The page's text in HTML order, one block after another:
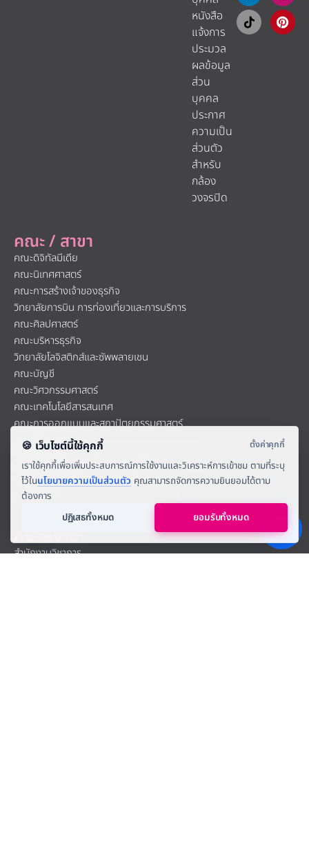
คณะ / สาขา
คณะดิจิทัลมีเดีย
คณะนิเทศศาสตร์
คณะการสร้างเจ้าของธุรกิจ
วิทยาลัยการบิน การท่องเที่ยวและการบริการ
คณะศิลปศาสตร์
คณะบริหารธุรกิจ
วิทยาลัยโลจิสติกส์และซัพพลายเชน
คณะบัญชี
คณะวิศวกรรมศาสตร์
คณะเทคโนโลยีสารสนเทศ
คณะการออกแบบและสถาปัตยกรรมศาสตร์
คณะนิติศาสตร์
Sripatum University International College
SPU The Global Design Academy
ปริญญาโท-เอก
Office of Foreign Education MGMT
หน่วยงาน
สำนักงานวิชาการ
หนังสือ
แจ้งการ
ประมวล
ผลข้อมูล
ส่วน
บุคคล
ประกาศ
ความเป็น
ส่วนตัว
สำหรับ
กล้อง
วงจรปิด